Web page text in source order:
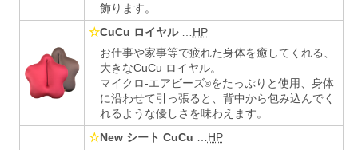
飾ります。
☆CuCu ロイヤル… HP
お仕事や家事等で疲れた身体を癒してくれる、
大きなCuCu ロイヤル。
マイクロ-エアビーズ®をたっぷりと使用、身体
に沿わせて引っ張ると、背中から包み込んでく
れるような優しさを味わえます。
☆New シート CuCu
HP